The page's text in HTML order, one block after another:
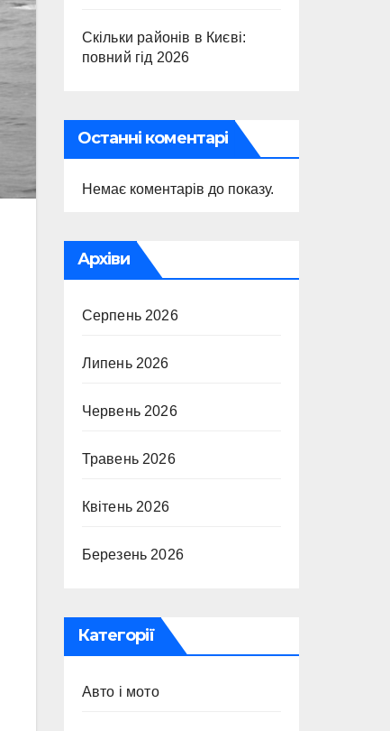
Скільки районів в Києві:
повний гід 2026
Останні коментарі
Немає коментарів до показу.
Архіви
Серпень 2026
Липень 2026
Червень 2026
Травень 2026
Квітень 2026
Березень 2026
Категорії
Авто і мото